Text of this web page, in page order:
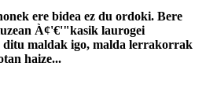
ere bidea ez du ordoki. Bere
À¢'€'"kasik laurogei
maldak igo, malda lerrakorrak
haize...